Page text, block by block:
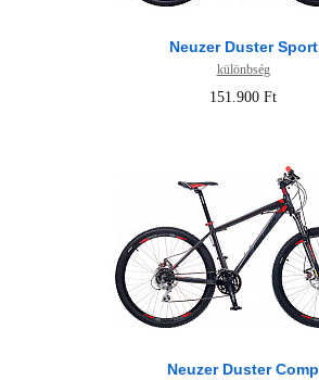
Neuzer Duster Sport
különbség
151.900 Ft
Neuzer Duster Comp